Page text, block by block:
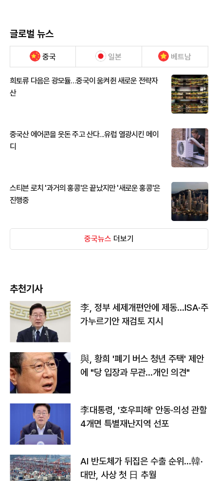
글로벌 뉴스
중국 일본 베트남
희토류 다음은 광모듈…중국이 움켜쥔 새로운 전략자
산
중국산 에어콘을 웃돈 주고 산다...유럽 열광시킨 메이
디
스티븐 로치 '과거의 홍콩'은 끝났지만 '새로운 홍콩'은
진행중
중국뉴스 더보기
추천기사
李, 정부 세제개편안에 제동…ISA·주
가누르기안 재검토 지시
與, 황희 '폐기 버스 청년 주택' 제안
에 "당 입장과 무관…개인 의견"
李대통령, '호우피해' 안동·의성 관할
4개면 특별재난지역 선포
AI 반도체가 뒤집은 수출 순위…韓·
대만, 사상 첫 日 추월